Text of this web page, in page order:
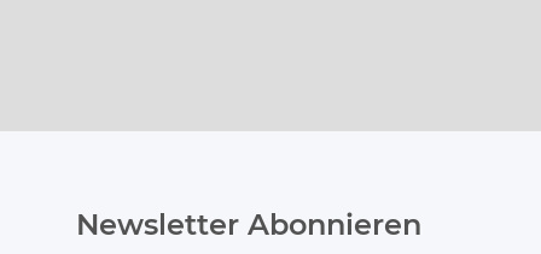
Newsletter Abonnieren